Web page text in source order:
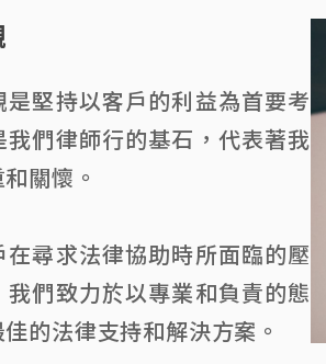
堅持以客戶的利益為首要考
們律師行的基石，代表著我
關懷。
尋求法律協助時所面臨的壓
們致力於以專業和負責的態
的法律支持和解決方案。